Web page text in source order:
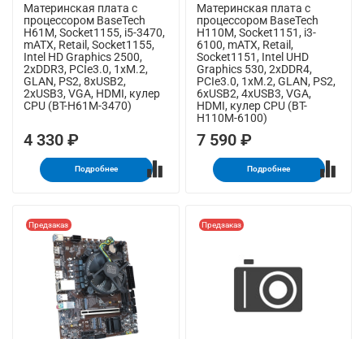
Материнская плата с
процессором BaseTech
H61M, Socket1155, i5-3470,
mATX, Retail, Socket1155,
Intel HD Graphics 2500,
2xDDR3, PCIe3.0, 1xM.2,
GLAN, PS2, 8xUSB2,
2xUSB3, VGA, HDMI, кулер
CPU (BT-H61M-3470)
4 330 ₽
Подробнее
Материнская плата с
процессором BaseTech
H110M, Socket1151, i3-
6100, mATX, Retail,
Socket1151, Intel UHD
Graphics 530, 2xDDR4,
PCIe3.0, 1xM.2, GLAN, PS2,
6xUSB2, 4xUSB3, VGA,
HDMI, кулер CPU (BT-
H110M-6100)
7 590 ₽
Подробнее
Предзаказ Предзаказ